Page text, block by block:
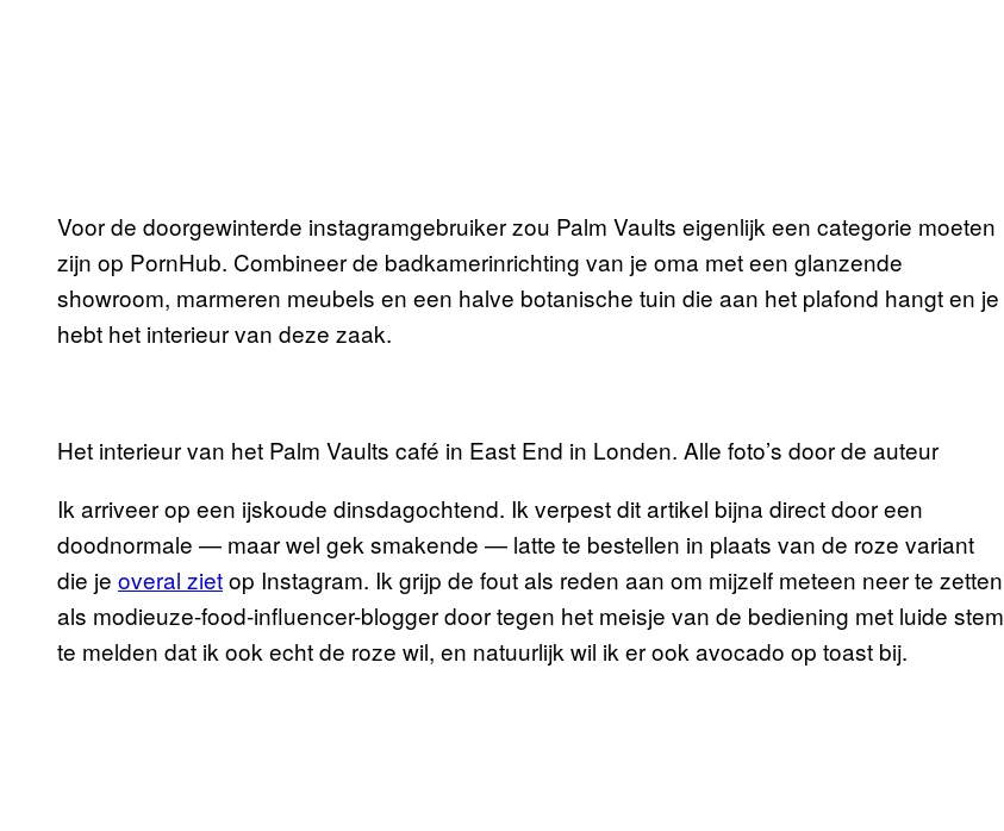
Voor de doorgewinterde instagramgebruiker zou Palm Vaults eigenlijk een categorie moeten
zijn op PornHub. Combineer de badkamerinrichting van je oma met een glanzende
showroom, marmeren meubels en een halve botanische tuin die aan het plafond hangt en je
hebt het interieur van deze zaak.
Het interieur van het Palm Vaults café in East End in Londen. Alle foto’s door de auteur
Ik arriveer op een ijskoude dinsdagochtend. Ik verpest dit artikel bijna direct door een
doodnormale — maar wel gek smakende — latte te bestellen in plaats van de roze variant
die je overal zietop Instagram. Ik grijp de fout als reden aan om mijzelf meteen neer te zetten
als modieuze-food-influencer-blogger door tegen het meisje van de bediening met luide stem
te melden dat ik ook echt de roze wil, en natuurlijk wil ik er ook avocado op toast bij.